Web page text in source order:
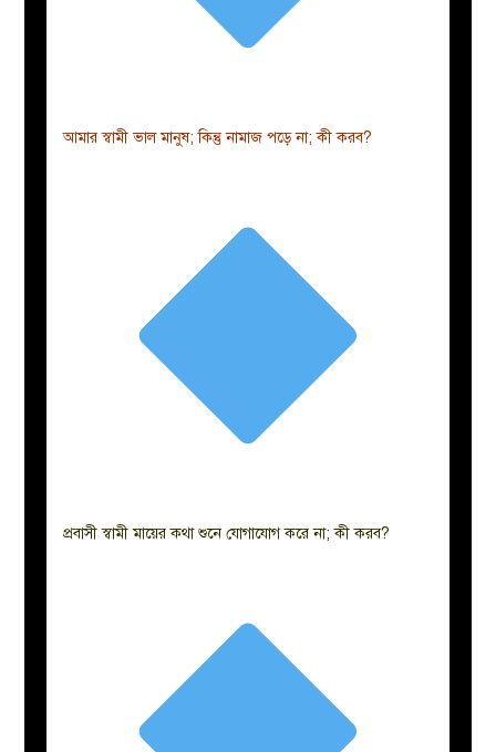
আমার স্বামী ভাল মানুষ; কিন্তু নামাজ পড়ে না; কী করব?
প্রবাসী স্বামী মায়ের কথা শুনে যোগাযোগ করে না; কী করব?